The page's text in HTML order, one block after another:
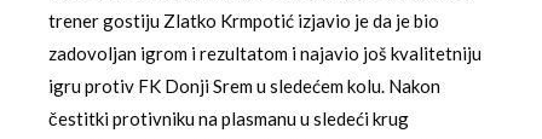
trener gostiju Zlatko Krmpotić izjavio je da je bio
zadovoljan igrom i rezultatom i najavio još kvalitetniju
igru protiv FK Donji Srem u sledećem kolu. Nakon
čestitki protivniku na plasmanu u sledeći krug